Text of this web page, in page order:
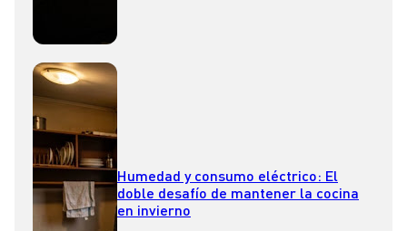
Humedad y consumo eléctrico: El
doble desafío de mantener la cocina
en invierno